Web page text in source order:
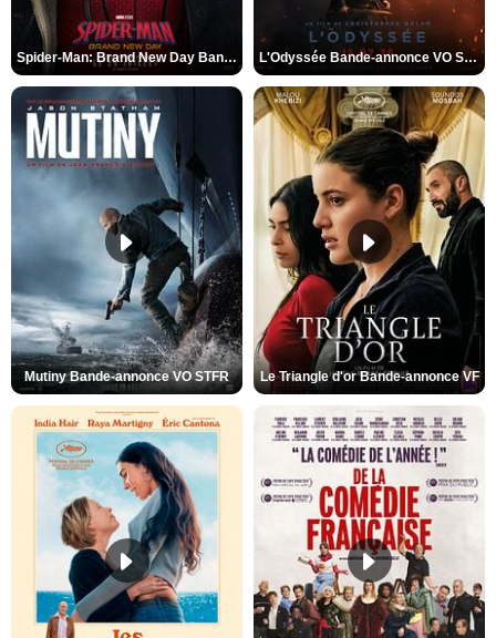
Spider-Man: Brand New Day Bande-annonce VO STFR L'Odyssée Bande-annonce VO STFR
Mutiny Bande-annonce VO STFR Le Triangle d'or Bande-annonce VF